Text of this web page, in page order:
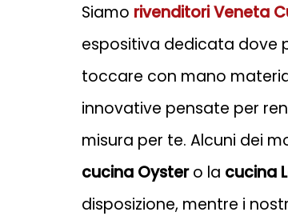
Siamo rivenditori Veneta
espositiva dedicata dove
toccare con mano
innovative pensate per
misura per te. Alcuni dei
cucina Oystero la cucina
disposizione, mentre i